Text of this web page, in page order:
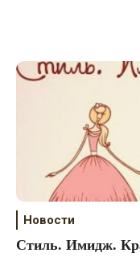
Новости
Стиль. Имидж.